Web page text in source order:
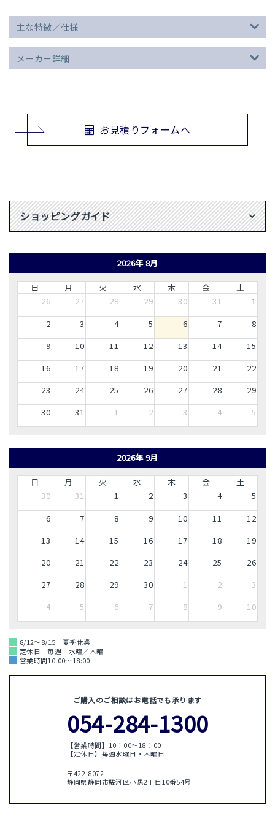
主な特徴／仕様
メーカー詳細
お見積りフォームへ
ショッピングガイド
2026年 8月
日 月 火 水 木 金
土
26
27 28 29 30 31
1
2
3 4 5 6 7
8
9
10 11 12 13 14
15
16
17 18 19 20 21
22
23
24 25 26 27 28
29
30
31 1 2 3 4 5
2026年 9月
日 月 火 水 木 金
土
30
31 1 2 3 4
5
6
7 8 9 10 11
12
13
14 15 16 17 18
19
20
21 22 23 24 25
26
27
28 29 30 1 2
3
4
5 6 7 8 9 10
8/12～8/15 夏季休業
定休日 毎週 水曜／木曜
営業時間10:00～18:00
ご購入のご相談はお電話でも承ります
054-284-1300
【営業時間】10：00〜18：00
【定休日】毎週水曜日・木曜日
〒422-8072
静岡県静岡市駿河区小黒2丁目10番54号